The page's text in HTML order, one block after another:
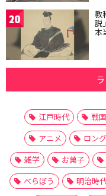
20 教
説
本
江戸時代 戦
アニメ
ロン
雑学
お菓子
べらぼう
明治時